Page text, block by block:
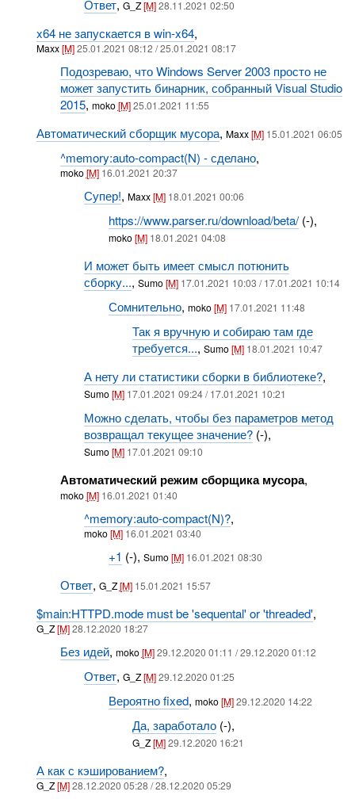
Ответ,G_Z[M]28.11.2021 02:50
x64 не запускается в win-x64,
Maxx[M] 25.01.2021 08:12 / 25.01.2021 08:17
Подозреваю, что Windows Server 2003 просто не
может запустить бинарник, собранный Visual Studio
2015, moko[M]25.01.2021 11:55
Автоматический сборщик мусора, Maxx[M] 15.01.2021 06:05
^memory:auto-compact(N) - сделано,
moko[M] 16.01.2021 20:37
Супер!, Maxx[M] 18.01.2021 00:06
https://www.parser.ru/download/beta/(-),
moko[M] 18.01.2021 04:08
И может быть имеет смысл потюнить
сборку...,Sumo[M] 17.01.2021 10:03 / 17.01.2021 10:14
Сомнительно, moko[M] 17.01.2021 11:48
Так я вручную и собираю там где
требуется...,Sumo[M] 18.01.2021 10:47
А нету ли статистики сборки в библиотеке?,
Sumo[M] 17.01.2021 09:24 / 17.01.2021 10:21
Можно сделать, чтобы без параметров метод
возвращал текущее значение? (-),
Sumo[M] 17.01.2021 09:10
Автоматический режим сборщика мусора,
moko[M] 16.01.2021 01:40
^memory:auto-compact(N)?,
moko[M] 16.01.2021 03:40
+1 (-), Sumo[M] 16.01.2021 08:30
Ответ, G_Z[M] 15.01.2021 15:57
$main:HTTPD.mode must be 'sequental' or 'threaded',
G_Z[M] 28.12.2020 18:27
Без идей, moko[M]29.12.2020 01:11 / 29.12.2020 01:12
Ответ,G_Z[M]29.12.2020 01:25
Вероятно fixed, moko[M]29.12.2020 14:22
Да, заработало (-),
G_Z[M]29.12.2020 16:21
А как с кэшированием?,
G_Z[M] 28.12.2020 05:28 / 28.12.2020 05:29